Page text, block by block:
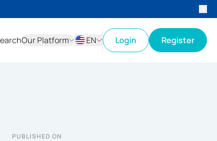
Our Platform
EN
Login Register
PUBLISHED ON